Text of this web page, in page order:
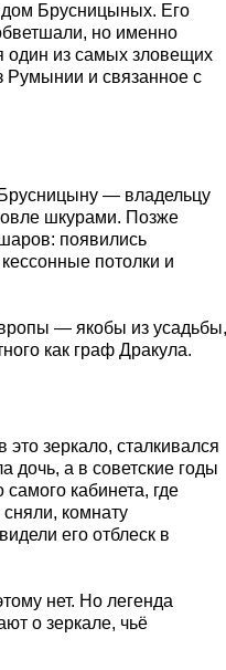
дом Брусницыных. Его
но именно
один из самых зловещих
Румынии и связанное с
— владельцу
шкурами. Позже
появились
потолки и
— якобы из усадьбы,
как граф Дракула.
зеркало, сталкивался
дочь, а в советские годы
кабинета, где
сняли, комнату
его отблеск в
нет. Но легенда
о зеркале, чьё